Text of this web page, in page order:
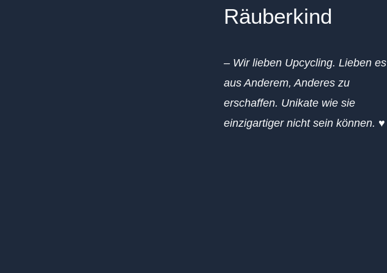
Räuberkind
– Wir lieben Upcycling. Lieben es
aus Anderem, Anderes zu
erschaffen. Unikate wie sie
einzigartiger nicht sein können. ♥